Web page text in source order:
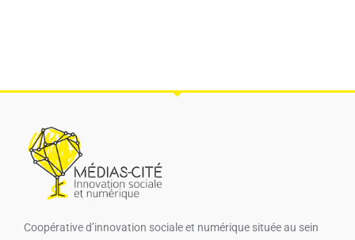
Coopérative d’innovation sociale et numérique​ située au sein